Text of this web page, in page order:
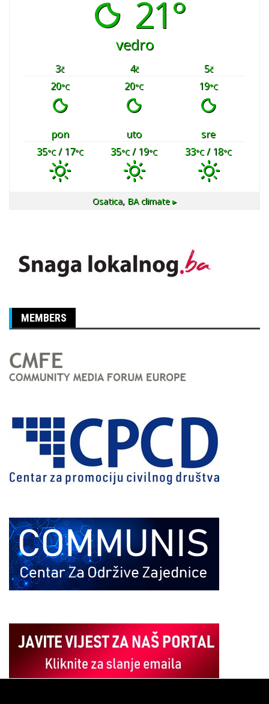
21°
vedro
3č 4č 5č
20°C 20°C 19°C
pon uto
sre
35°C/ 17°C 35°C/ 19°C 33°C/ 18°C
Osatica, BA climate ▸
MEMBERS